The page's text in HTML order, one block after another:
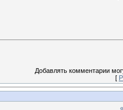
Добавлять комментарии
[
«